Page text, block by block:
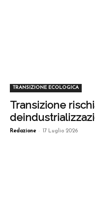
TRANSIZIONE ECOLOGICA
Transizione
Redazione - 17 Luglio 2026